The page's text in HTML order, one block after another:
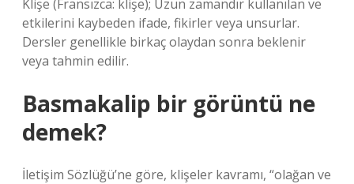
Klişe (Fransızca: klişe); Uzun zamandır kullanılan ve
etkilerini kaybeden ifade, fikirler veya unsurlar.
Dersler genellikle birkaç olaydan sonra beklenir
veya tahmin edilir.
Basmakalip bir görüntü ne
demek?
İletişim Sözlüğü’ne göre, klişeler kavramı, “olağan ve